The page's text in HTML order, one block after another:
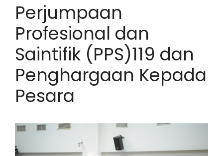
Perjumpaan
Profesional dan
Saintifik (PPS)119 dan
Penghargaan Kepada
Pesara